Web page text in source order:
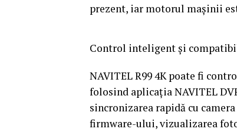
prezent, iar motorul mașinii
Control inteligent și
NAVITEL R99 4K poate fi
folosind aplicația NAVITEL
sincronizarea rapidă cu
firmware-ului, vizualizarea